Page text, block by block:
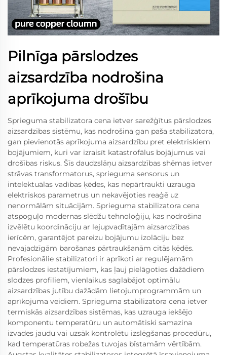
Pilnīga pārslodzes
aizsardzība nodrošina
aprīkojuma drošību
Sprieguma stabilizatora cena ietver sarežģītus pārslodzes
aizsardzības sistēmu, kas nodrošina gan paša stabilizatora,
gan pievienotās aprīkojuma aizsardzību pret elektriskiem
bojājumiem, kuri var izraisīt katastrofālus bojājumus vai
drošības riskus. Šīs daudzslāņu aizsardzības shēmas ietver
strāvas transformatorus, sprieguma sensorus un
intelektuālas vadības ķēdes, kas nepārtraukti uzrauga
elektriskos parametrus un nekavējoties reaģē uz
nenormālām situācijām. Sprieguma stabilizatora cena
atspoguļo modernas slēdžu tehnoloģiju, kas nodrošina
izvēlētu koordināciju ar lejupvadītajām aizsardzības
ierīcēm, garantējot pareizu bojājumu izolāciju bez
nevajadzīgām barošanas pārtraukšanām citās ķēdēs.
Profesionālie stabilizatori ir aprīkoti ar regulējamām
pārslodzes iestatījumiem, kas ļauj pielāgoties dažādiem
slodzes profiliem, vienlaikus saglabājot optimālu
aizsardzības jutību dažādām lietojumprogrammām un
aprīkojuma veidiem. Sprieguma stabilizatora cena ietver
termiskās aizsardzības sistēmas, kas uzrauga iekšējo
komponentu temperatūru un automātiski samazina
izvades jaudu vai uzsāk kontrolētu izslēgšanas procedūru,
kad temperatūras robežas tuvojas bīstamām vērtībām.